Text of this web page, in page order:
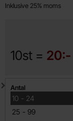
Inklusive 25% moms
10st = 20:-
Mängdrabatt
Antal
10 -
till 24
25 -
till 99